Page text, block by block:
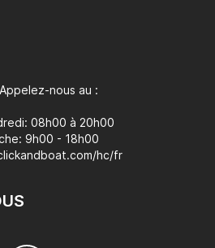
nous au :
08h00 à 20h00
9h00 - 18h00
hc/fr